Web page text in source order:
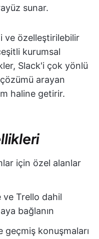
sunar.
ve özelleştirilebilir
kurumsal
Slack'i çok yönlü
arayan
haline getirir.
için özel alanlar
ve Trello dahil
bağlanın
geçmiş konuşmaları